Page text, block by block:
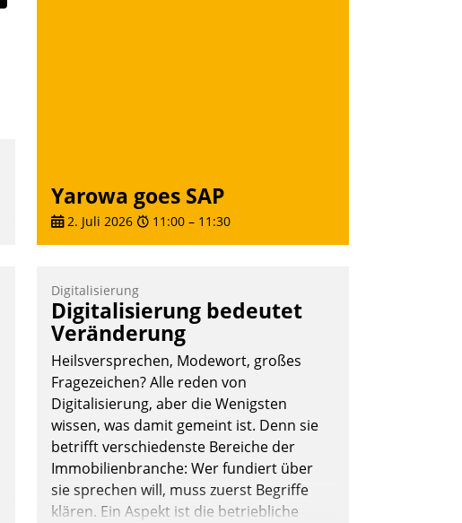
Yarowa goes SAP
2. Juli 2026 11:00 – 11:30
Digitalisierung
Digitalisierung bedeutet
Veränderung
Heilsversprechen, Modewort, großes
Fragezeichen? Alle reden von
Digitalisierung, aber die Wenigsten
wissen, was damit gemeint ist. Denn sie
betrifft verschiedenste Bereiche der
Immobilienbranche: Wer fundiert über
sie sprechen will, muss zuerst Begriffe
klären. Ein Aspekt ist die betriebliche